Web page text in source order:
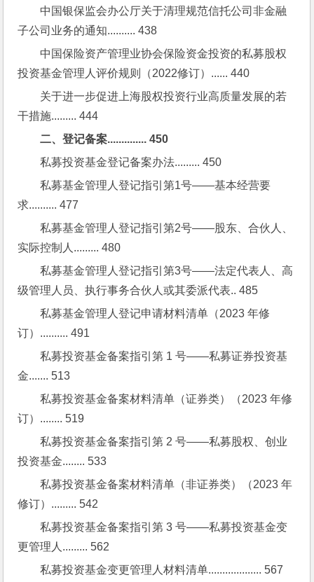
中国银保监会办公厅关于清理规范信托公司非金融
子公司业务的通知.......... 438
中国保险资产管理业协会保险资金投资的私募股权
投资基金管理人评价规则（2022修订）...... 440
关于进一步促进上海股权投资行业高质量发展的若
干措施......... 444
二、登记备案.............. 450
私募投资基金登记备案办法......... 450
私募基金管理人登记指引第1号——基本经营要
求.......... 477
私募基金管理人登记指引第2号——股东、合伙人、
实际控制人......... 480
私募基金管理人登记指引第3号——法定代表人、高
级管理人员、执行事务合伙人或其委派代表.. 485
私募基金管理人登记申请材料清单（2023 年修
订）.......... 491
私募投资基金备案指引第 1 号——私募证券投资基
金....... 513
私募投资基金备案材料清单（证券类）（2023 年修
订）........ 519
私募投资基金备案指引第 2 号——私募股权、创业
投资基金........ 533
私募投资基金备案材料清单（非证券类）（2023 年
修订）......... 542
私募投资基金备案指引第 3 号——私募投资基金变
更管理人......... 562
私募投资基金变更管理人材料清单................... 567